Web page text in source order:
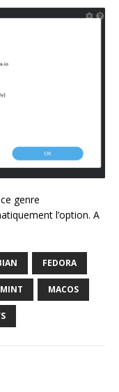
genre
l’option. A
FEDORA
MACOS